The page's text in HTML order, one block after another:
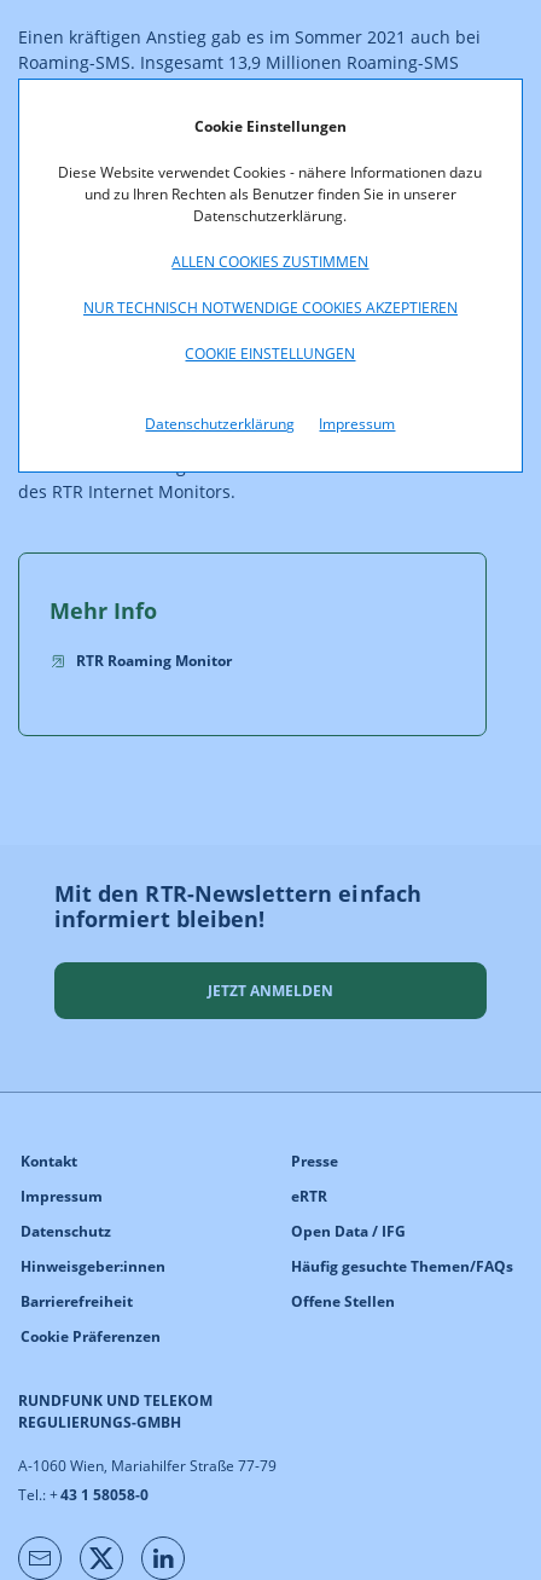
Cookie Einstellungen
Diese Website verwendet Cookies - nähere Informationen dazu
und zu Ihren Rechten als Benutzer finden Sie in unserer
Datenschutzerklärung.
ALLEN COOKIES ZUSTIMMEN
NUR TECHNISCH NOTWENDIGE COOKIES AKZEPTIEREN
COOKIE EINSTELLUNGEN
Datenschutzerklärung Impressum
Einen kräftigen Anstieg gab es im Sommer 2021 auch bei
Roaming-SMS. Insgesamt 13,9 Millionen Roaming-SMS
wurden im 3. Quartal 2021 (3. Quartal 2020: insgesamt
davon 12 Millionen im EU-Ausland und 1,9 Millionen
außerhalb der EU.
Der RTR Roaming Monitor enthält umfangreiche
"Roaming in der Europäischen Union (EU) und im
außerhalb der EU/des EWR" gegliedert. Die inhaltlichen
Roaming und Vorleistungs-Roaming.
RTR Roaming Monitor
ist auf der Website der RTR
veröffentlicht und ergänzt mit seinem Zahlenmaterial
das Informationsangebot des RTR Telekom Monitors und
des RTR Internet Monitors.
Mehr Info
RTR Roaming Monitor
Mit den RTR-Newslettern einfach
informiert bleiben!
JETZT ANMELDEN
RUNDFUNK UND TELEKOM
REGULIERUNGS-GMBH
A-1060 Wien, Mariahilfer Straße 77-79
Tel.: +43 1 58058-0
Kontakt
Impressum
Datenschutz
Hinweisgeber:innen
Barrierefreiheit
Cookie Präferenzen
Presse
eRTR
Open Data / IFG
Häufig gesuchte Themen/FAQs
Offene Stellen